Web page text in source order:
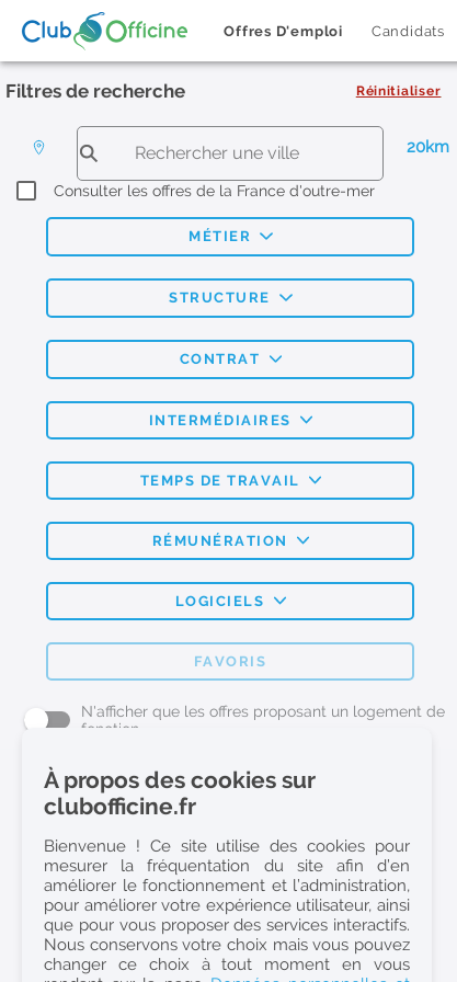
Offres D'emploi Candidats
Filtres de recherche Réinitialiser
20km
Consulter les offres de la France d'outre-mer
MÉTIER
STRUCTURE
CONTRAT
INTERMÉDIAIRES
TEMPS DE TRAVAIL
RÉMUNÉRATION
LOGICIELS
FAVORIS
N'afficher que les offres proposant un logement de
fonction
L'emploi Pharmacie par métier
Pharmacien (H/F)
Préparateur en Pharmacie (H/F)
Etudiant en Pharmacie (H/F)
Etudiant en Pharmacie 6e année validée (H/F)
Conseiller Dermo Cosmetique - Esthéticienne (H/F)
À propos des cookies sur
clubofficine.fr
Bienvenue ! Ce site utilise des cookies pour
mesurer la fréquentation du site afin d’en
améliorer le fonctionnement et l’administration,
pour améliorer votre expérience utilisateur, ainsi
que pour vous proposer des services interactifs.
Nous conservons votre choix mais vous pouvez
changer ce choix à tout moment en vous